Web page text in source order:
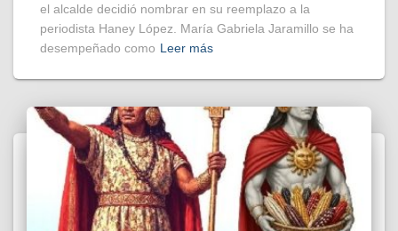
el alcalde decidió nombrar en su reemplazo a la
periodista Haney López. María Gabriela Jaramillo se ha
desempeñado como Leer más